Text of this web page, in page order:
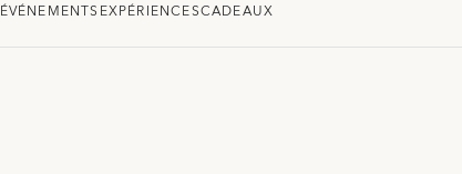
ÉVÉNEMENTSEXPÉRIENCESCADEAUX